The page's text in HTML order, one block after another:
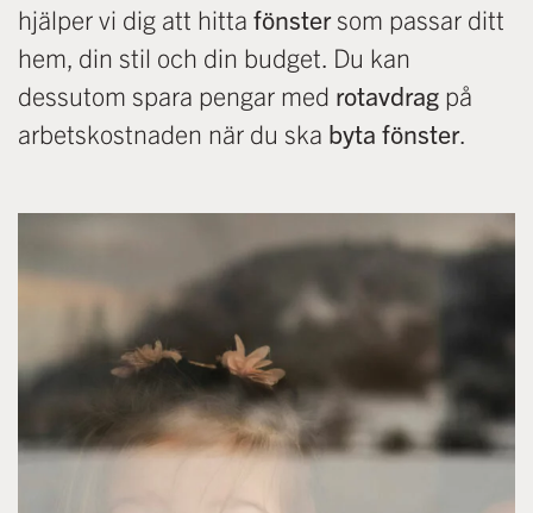
hjälper vi dig att hitta fönstersom passar ditt
hem, din stil och din budget. Du kan
dessutom spara pengar med rotavdrag på
arbetskostnaden när du ska byta fönster.